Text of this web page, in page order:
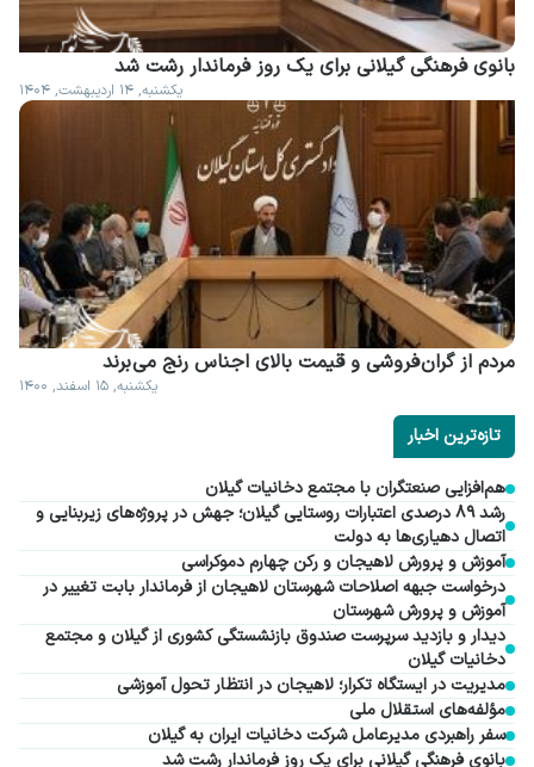
بانوی فرهنگی گیلانی برای یک روز فرماندار رشت شد
یکشنبه, ۱۴ اردیبهشت, ۱۴۰۴
مردم از گران فروشی و قیمت بالای اجناس رنج می برند
یکشنبه, ۱۵ اسفند, ۱۴۰۰
تازه‌ترین اخبار
هم‌افزایی صنعتگران با مجتمع دخانیات گیلان
رشد ۸۹ درصدی اعتبارات روستایی گیلان؛ جهش در پروژه‌های زیربنایی و
اتصال دهیاری‌ها به دولت
آموزش و پرورش لاهیجان و رکن چهارم دموکراسی
درخواست جبهه اصلاحات شهرستان لاهیجان از فرماندار بابت تغییر در
آموزش و پرورش شهرستان
دیدار و بازدید سرپرست صندوق بازنشستگی کشوری از گیلان و مجتمع
دخانیات گیلان
مدیریت در ایستگاه تکرار؛ لاهیجان در انتظار تحول آموزشی
مؤلفه‌های استقلال ملی
سفر راهبردی مدیرعامل شرکت دخانیات ایران به گیلان
بانوی فرهنگی گیلانی برای یک روز فرماندار رشت شد